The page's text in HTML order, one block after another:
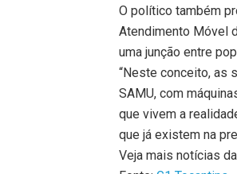
O político também
Atendimento Móvel
uma junção entre
“Neste conceito, as
SAMU, com
que vivem a
que já existem na
Veja mais notícias